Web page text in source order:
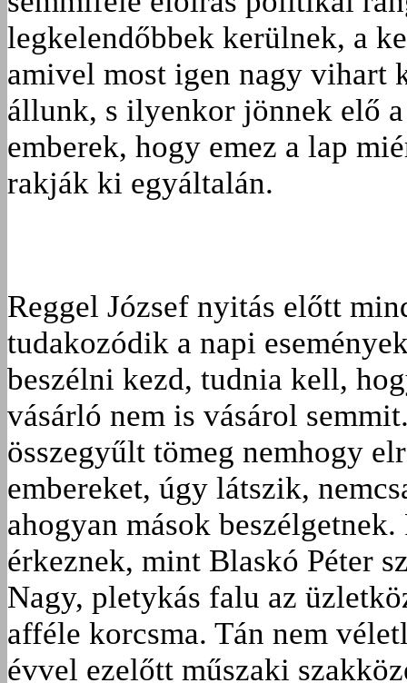
legkelendőbbek kerülnek, a
amivel most igen nagy vihart
állunk, s ilyenkor jönnek elő
emberek, hogy emez a lap
rakják ki egyáltalán.
Reggel József nyitás előtt
tudakozódik a napi
beszélni kezd, tudnia kell,
vásárló nem is vásárol
összegyűlt tömeg nemhogy
embereket, úgy látszik,
ahogyan mások
érkeznek, mint Blaskó Péter
Nagy, pletykás falu az
afféle korcsma. Tán nem
évvel ezelőtt műszaki